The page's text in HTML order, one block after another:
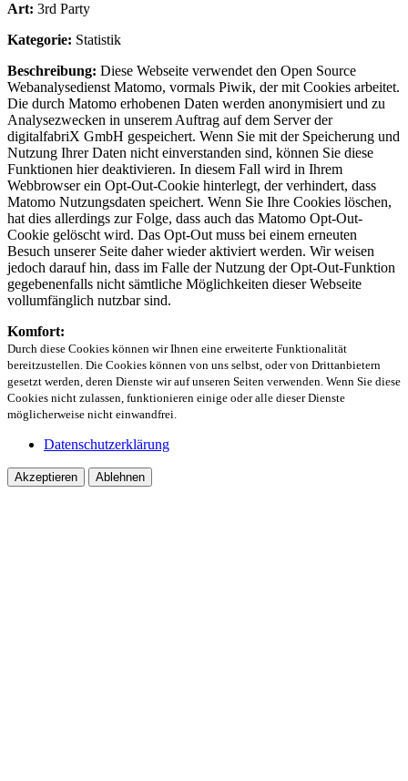
Art: 3rd Party
Kategorie: Statistik
Beschreibung: Diese Webseite verwendet den Open Source
Webanalysedienst Matomo, vormals Piwik, der mit Cookies arbeitet.
Die durch Matomo erhobenen Daten werden anonymisiert und zu
Analysezwecken in unserem Auftrag auf dem Server der
digitalfabriX GmbH gespeichert. Wenn Sie mit der Speicherung und
Nutzung Ihrer Daten nicht einverstanden sind, können Sie diese
Funktionen hier deaktivieren. In diesem Fall wird in Ihrem
Webbrowser ein Opt-Out-Cookie hinterlegt, der verhindert, dass
Matomo Nutzungsdaten speichert. Wenn Sie Ihre Cookies löschen,
hat dies allerdings zur Folge, dass auch das Matomo Opt-Out-
Cookie gelöscht wird. Das Opt-Out muss bei einem erneuten
Besuch unserer Seite daher wieder aktiviert werden. Wir weisen
jedoch darauf hin, dass im Falle der Nutzung der Opt-Out-Funktion
gegebenenfalls nicht sämtliche Möglichkeiten dieser Webseite
vollumfänglich nutzbar sind.
Komfort:
Durch diese Cookies können wir Ihnen eine erweiterte Funktionalität
bereitzustellen. Die Cookies können von uns selbst, oder von Drittanbietern
gesetzt werden, deren Dienste wir auf unseren Seiten verwenden. Wenn Sie diese
Cookies nicht zulassen, funktionieren einige oder alle dieser Dienste
möglicherweise nicht einwandfrei.
Datenschutzerklärung
Akzeptieren Ablehnen